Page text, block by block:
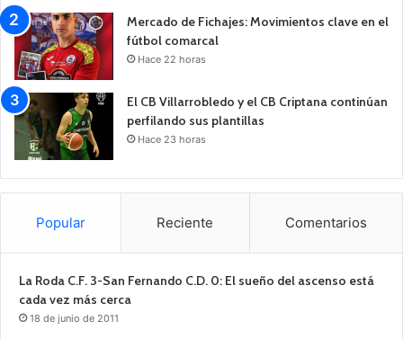
Mercado de Fichajes: Movimientos clave en el
fútbol comarcal
Hace 22 horas
El CB Villarrobledo y el CB Criptana continúan
perfilando sus plantillas
Hace 23 horas
Popular Reciente Comentarios
La Roda C.F. 3-San Fernando C.D. 0: El sueño del ascenso está
cada vez más cerca
18 de junio de 2011